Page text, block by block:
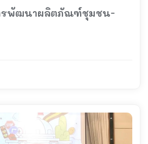
รพัฒนาผลิตภัณฑ์ชุมชน-